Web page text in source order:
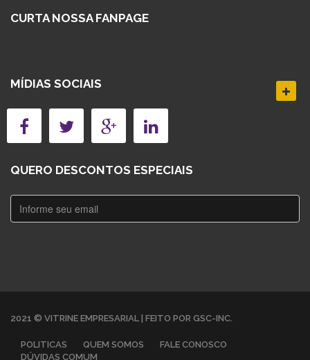
CURTA NOSSA FANPAGE
MÍDIAS SOCIAIS
QUERO DESCONTOS ESPECIAIS
2021 © VITRINE EMPRESARIAL | FEITO POR GSC-INC.
POLITICAS QUEM SOMOS
FALE CONOSCO
DÚVIDAS COMUM